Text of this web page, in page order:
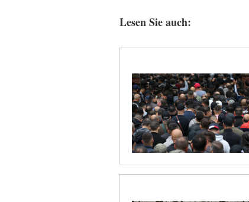
Lesen Sie auch: